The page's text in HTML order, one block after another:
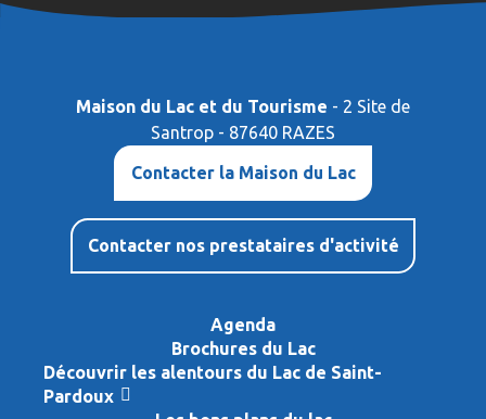
Maison du Lac et du Tourisme - 2 Site de
Santrop - 87640 RAZES
Contacter la Maison du Lac
Contacter nos prestataires d'activité
Agenda
Brochures du Lac
Découvrir les alentours du Lac de Saint-
Pardoux